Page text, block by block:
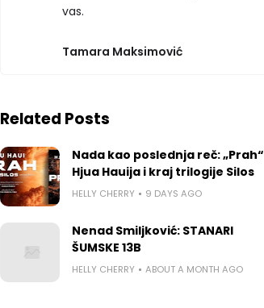
vas.
Tamara Maksimović
Related Posts
Nada kao poslednja reč: „Prah“
Hjua Hauija i kraj trilogije Silos
HELLY CHERRY 9 DAYS AGO
Nenad Smiljković: STANARI
ŠUMSKE 13B
HELLY CHERRY ABOUT A MONTH AGO